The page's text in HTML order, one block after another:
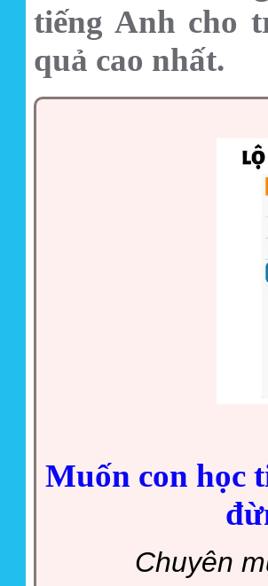
tiếng Anh cho
quả cao nhất.
Muốn con học
Chuyên